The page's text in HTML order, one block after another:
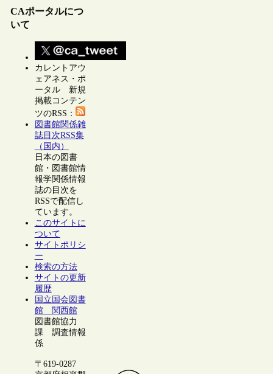
CAポータルにつ
いて
カレントアウ
ェアネス・ポ
ータル 新規
掲載コンテン
ツのRSS：
図書館関係雑
誌目次RSS集
（国内）
日本の図書
館・図書館情
報学関係情報
誌の目次を
RSSで配信し
ています。
このサイトに
ついて
サイトポリシ
ー
検索の方法
サイトの更新
履歴
国立国会図書
館 関西館
図書館協力
課 調査情報
係
〒619-0287